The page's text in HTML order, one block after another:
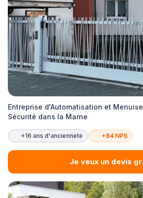
Entreprise d'Automatisation et
Sécurité dans la Marne
+16 ans d'ancienneté +84 NPS
Je veux un devis